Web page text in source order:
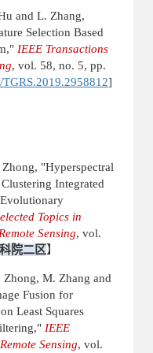
and L. Zhang,
Selection Based
IEEE Transactions
, vol. 58, no. 5, pp.
TGRS.2019.2958812]
"Hyperspectral
Integrated
Topics in
Sensing, vol.
院二区 】
Zhong, M. Zhang and
Fusion for
Least Squares
IEEE
Sensing, vol.